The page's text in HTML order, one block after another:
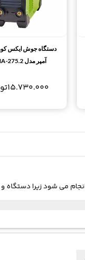
آمپر مدل MMA-275.2
15.730.000
می شود زیرا دستگاه